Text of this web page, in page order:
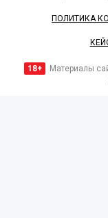
ПОЛИТИКА
18+
Материалы